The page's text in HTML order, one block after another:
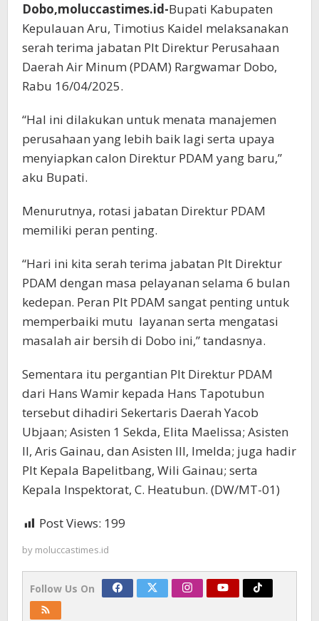
Dobo,moluccastimes.id-Bupati Kabupaten
Kepulauan Aru, Timotius Kaidel melaksanakan
serah terima jabatan Plt Direktur Perusahaan
Daerah Air Minum (PDAM) Rargwamar Dobo,
Rabu 16/04/2025.
“Hal ini dilakukan untuk menata manajemen
perusahaan yang lebih baik lagi serta upaya
menyiapkan calon Direktur PDAM yang baru,”
aku Bupati.
Menurutnya, rotasi jabatan Direktur PDAM
memiliki peran penting.
“Hari ini kita serah terima jabatan Plt Direktur
PDAM dengan masa pelayanan selama 6 bulan
kedepan. Peran Plt PDAM sangat penting untuk
memperbaiki mutu layanan serta mengatasi
masalah air bersih di Dobo ini,” tandasnya.
Sementara itu pergantian Plt Direktur PDAM
dari Hans Wamir kepada Hans Tapotubun
tersebut dihadiri Sekertaris Daerah Yacob
Ubjaan; Asisten 1 Sekda, Elita Maelissa; Asisten
II, Aris Gainau, dan Asisten III, Imelda; juga hadir
Plt Kepala Bapelitbang, Wili Gainau; serta
Kepala Inspektorat, C. Heatubun. (DW/MT-01)
Post Views: 199
by moluccastimes.id
Follow Us On